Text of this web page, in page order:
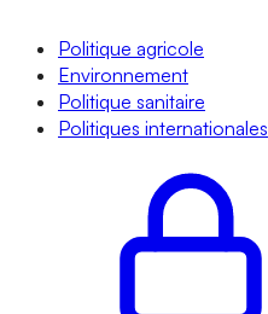
Politique agricole
Environnement
Politique sanitaire
Politiques internationales